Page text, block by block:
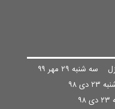
سه شنبه ۲۹ مهر ۹۹
دی ۹۸